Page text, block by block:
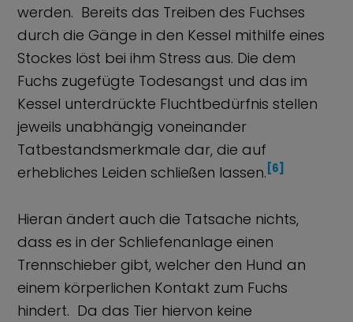
werden. Bereits das Treiben des Fuchses
durch die Gänge in den Kessel mithilfe eines
Stockes löst bei ihm Stress aus. Die dem
Fuchs zugefügte Todesangst und das im
Kessel unterdrückte Fluchtbedürfnis stellen
jeweils unabhängig voneinander
Tatbestandsmerkmale dar, die auf
erhebliches Leiden schließen lassen. [6]
Hieran ändert auch die Tatsache nichts,
dass es in der Schliefenanlage einen
Trennschieber gibt, welcher den Hund an
einem körperlichen Kontakt zum Fuchs
hindert. Da das Tier hiervon keine